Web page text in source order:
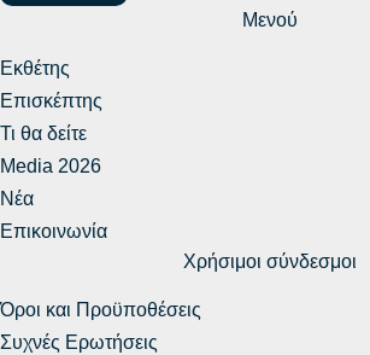
Μενού
Εκθέτης
Επισκέπτης
Τι θα δείτε
Media 2026
Νέα
Επικοινωνία
Χρήσιμοι σύνδεσμοι
Όροι και Προϋποθέσεις
Συχνές Ερωτήσεις